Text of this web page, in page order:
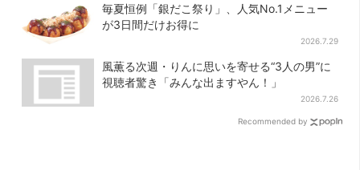
毎夏恒例「銀だこ祭り」、人気No.1メニュー
が3日間だけお得に
2026.7.29
風薫る次週・りんに思いを寄せる“3人の男”に
視聴者驚き「みんな出ますやん！」
2026.7.26
Recommended by